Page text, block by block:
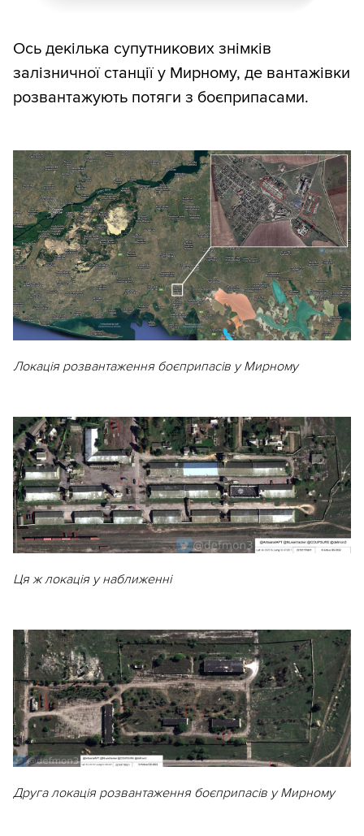
Ось декілька супутникових знімків
залізничної станції у Мирному, де вантажівки
розвантажують потяги з боєприпасами.
Локація розвантаження боєприпасів у Мирному
Ця ж локація у наближенні
Друга локація розвантаження боєприпасів у Мирному